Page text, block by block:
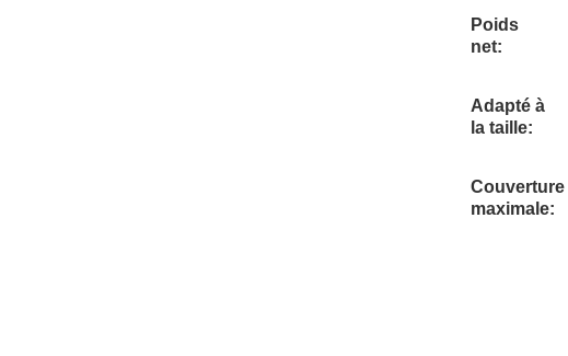
Poids
net:
Adapté à
la taille:
Couverture
maximale: